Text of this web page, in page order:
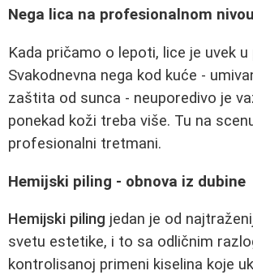
Nega lica na profesionalnom nivou
Kada pričamo o lepoti, lice je uvek u
Svakodnevna nega kod kuće -
zaštita od sunca - neuporedivo je
ponekad koži treba više. Tu na
profesionalni tretmani.
Hemijski piling - obnova iz dubine
Hemijski piling jedan je od
svetu estetike, i to sa odličnim
kontrolisanoj primeni kiselina koje